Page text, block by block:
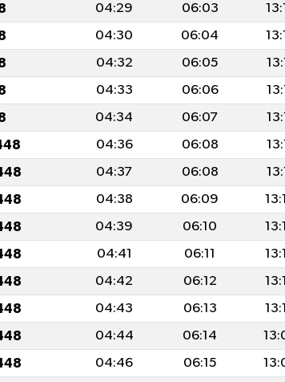
04:29 06:03
04:30 06:04
04:32 06:05
04:33 06:06
04:34 06:07
04:36 06:08
04:37 06:08
04:38 06:09
04:39 06:10
04:41 06:11
04:42 06:12
04:43 06:13
04:44 06:14
04:46 06:15